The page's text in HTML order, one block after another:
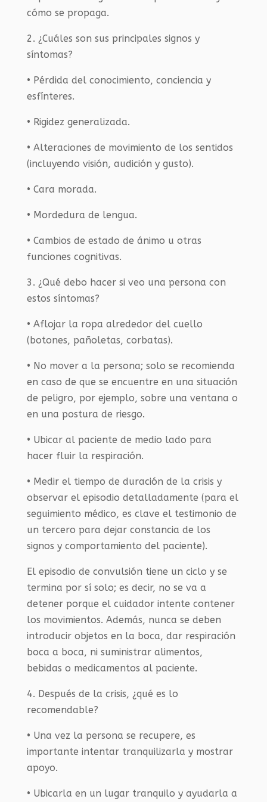
cómo se propaga.
2. ¿Cuáles son sus principales signos y
síntomas?
• Pérdida del conocimiento, conciencia y
esfínteres.
• Rigidez generalizada.
• Alteraciones de movimiento de los sentidos
(incluyendo visión, audición y gusto).
• Cara morada.
• Mordedura de lengua.
• Cambios de estado de ánimo u otras
funciones cognitivas.
3. ¿Qué debo hacer si veo una persona con
estos síntomas?
• Aflojar la ropa alrededor del cuello
(botones, pañoletas, corbatas).
• No mover a la persona; solo se recomienda
en caso de que se encuentre en una situación
de peligro, por ejemplo, sobre una ventana o
en una postura de riesgo.
• Ubicar al paciente de medio lado para
hacer fluir la respiración.
• Medir el tiempo de duración de la crisis y
observar el episodio detalladamente (para el
seguimiento médico, es clave el testimonio de
un tercero para dejar constancia de los
signos y comportamiento del paciente).
El episodio de convulsión tiene un ciclo y se
termina por sí solo; es decir, no se va a
detener porque el cuidador intente contener
los movimientos. Además, nunca se deben
introducir objetos en la boca, dar respiración
boca a boca, ni suministrar alimentos,
bebidas o medicamentos al paciente.
4. Después de la crisis, ¿qué es lo
recomendable?
• Una vez la persona se recupere, es
importante intentar tranquilizarla y mostrar
apoyo.
• Ubicarla en un lugar tranquilo y ayudarla a